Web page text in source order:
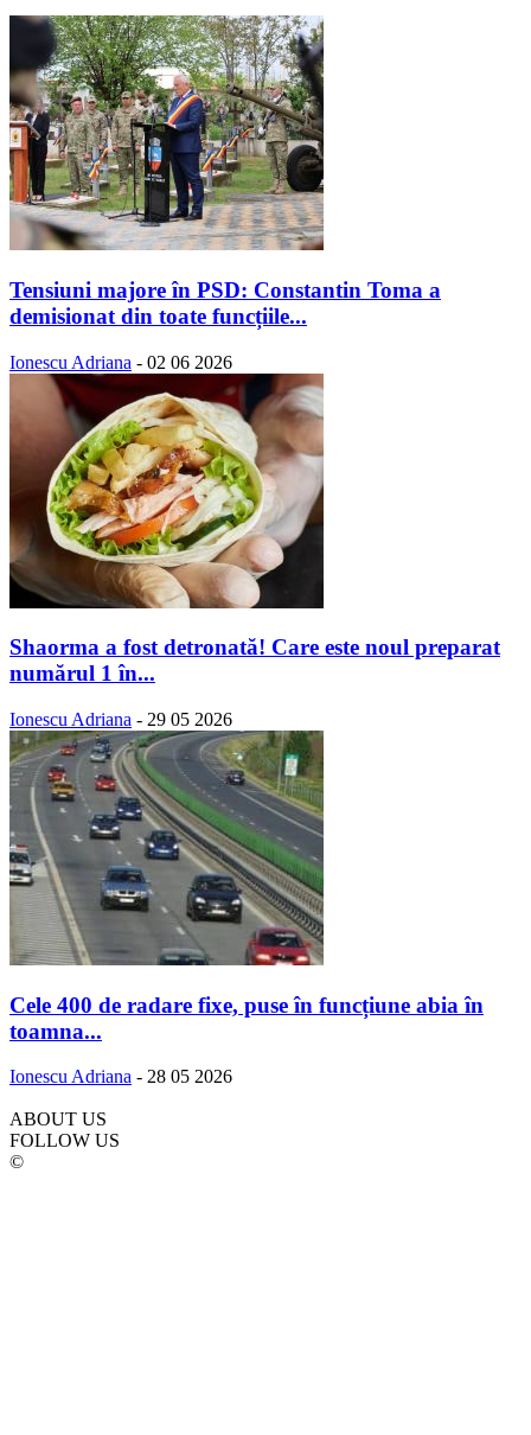
Tensiuni majore în PSD: Constantin Toma a
demisionat din toate funcțiile...
Ionescu Adriana - 02 06 2026
Shaorma a fost detronată! Care este noul preparat
numărul 1 în...
Ionescu Adriana - 29 05 2026
Cele 400 de radare fixe, puse în funcțiune abia în
toamna...
Ionescu Adriana - 28 05 2026
ABOUT US
FOLLOW US
©